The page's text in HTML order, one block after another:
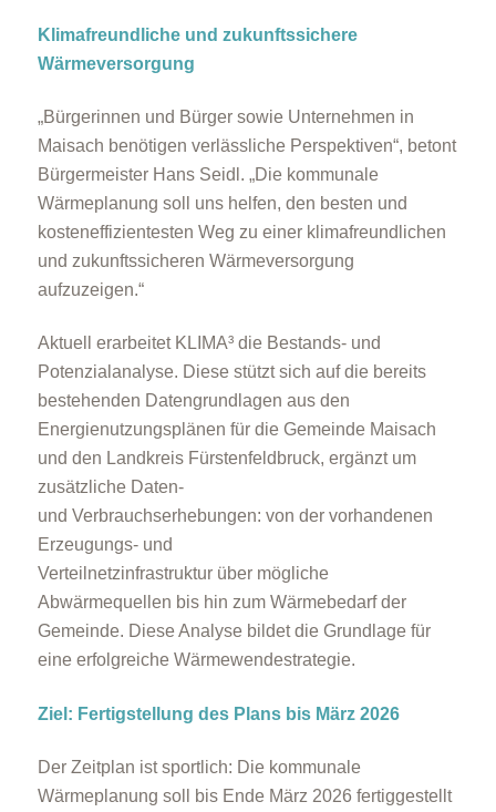
Klimafreundliche und zukunftssichere
Wärmeversorgung
„Bürgerinnen und Bürger sowie Unternehmen in
Maisach benötigen verlässliche Perspektiven“, betont
Bürgermeister Hans Seidl. „Die kommunale
Wärmeplanung soll uns helfen, den besten und
kosteneffizientesten Weg zu einer klimafreundlichen
und zukunftssicheren Wärmeversorgung
aufzuzeigen.“
Aktuell erarbeitet KLIMA³ die Bestands- und
Potenzialanalyse. Diese stützt sich auf die bereits
bestehenden Datengrundlagen aus den
Energienutzungsplänen für die Gemeinde Maisach
und den Landkreis Fürstenfeldbruck, ergänzt um
zusätzliche Daten-
und Verbrauchserhebungen: von der vorhandenen
Erzeugungs- und
Verteilnetzinfrastruktur über mögliche
Abwärmequellen bis hin zum Wärmebedarf der
Gemeinde. Diese Analyse bildet die Grundlage für
eine erfolgreiche Wärmewendestrategie.
Ziel: Fertigstellung des Plans bis März 2026
Der Zeitplan ist sportlich: Die kommunale
Wärmeplanung soll bis Ende März 2026 fertiggestellt